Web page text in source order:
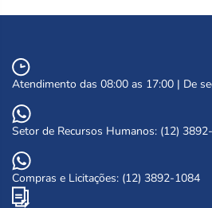
Atendimento das 08:00 as 17:00 | De
Setor de Recursos Humanos: (12)
Compras e Licitações: (12) 3892-1084